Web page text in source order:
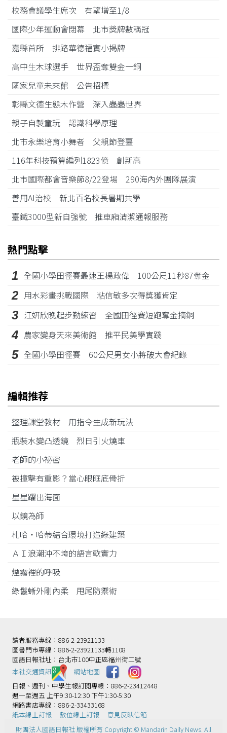
校務會議學生席次 有望增至1/8
國際少年運動會閉幕 北市獎牌數稱冠
嘉縣首所 排路華德福實小揭牌
高中生木球選手 世界盃奪雙金一銅
國家兒童未來館 公告招標
彰縣文德生態木作營 深入蟲蟲世界
親子自製童玩 認識科學原理
北市永樂培育小舞者 父親節登臺
116年科技預算編列1823億 創新高
北市國際都會音樂節8/22登場 290海內外團隊展演
善用AI治校 新北百名校長暑期共學
臺鐵3000型新自強號 推車廂清潔通報服務
熱門點擊
1 全國小學田徑賽最速王楊政偉 100公尺11秒87奪金
2 用水彩畫挑戰國際 粘信敏多次得獎獲肯定
3 江姸欣晚起步勤練習 全國田徑賽短跑奪金摘銅
4 農家變身天來美術館 推平民美學實踐
5 全國小學田徑賽 60公尺男女小將破大會紀錄
編輯推荐
整理課堂教材 用指令生成新玩法
瓶裝水變凸透鏡 烈日引火燒車
老師的小祕密
被撞擊有重影？當心眼眶底骨折
星星躍出海面
以鏡為師
札哈‧哈蒂結合環境打造綠建築
ＡＩ浪潮沖不垮的語言軟實力
煙霧裡的呼吸
綠鬣蜥外剛內柔 甩尾防禦術
讀者服務專線：886-2-23921133
圖書門市專線：886-2-23921133轉1108
國語日報社址：台北市100中正區福州街二號
本社交通資訊️
網站地圖
日報、週刊、中學生報訂閱專線：886-2-23412448
週一至週五 上午9:30-12:30 下午1:30-5:30
網路書店專線：886-2-33433168
紙本線上訂報
數位線上訂報
意見反映信箱
財團法人國語日報社 版權所有 Copyright © Mandarin Daily News. All